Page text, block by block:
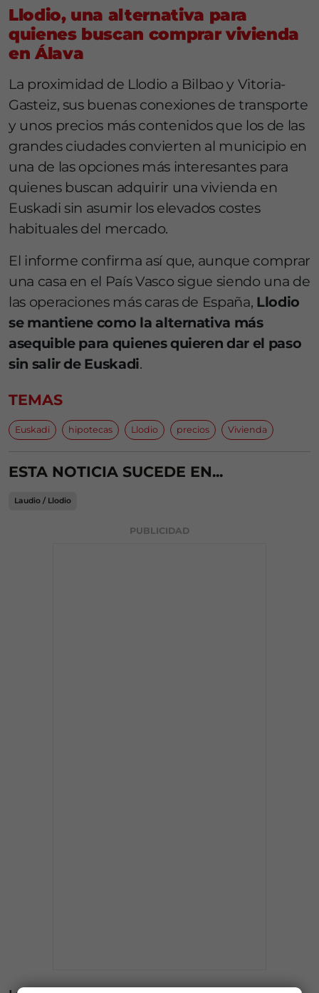
Llodio, una alternativa para
quienes buscan comprar vivienda
en Álava
La proximidad de Llodio a Bilbao y Vitoria-
Gasteiz, sus buenas conexiones de transporte
y unos precios más contenidos que los de las
grandes ciudades convierten al municipio en
una de las opciones más interesantes para
quienes buscan adquirir una vivienda en
Euskadi sin asumir los elevados costes
habituales del mercado.
El informe confirma así que, aunque comprar
una casa en el País Vasco sigue siendo una de
las operaciones más caras de España, Llodio
se mantiene como la alternativa más
asequible para quienes quieren dar el paso
sin salir de Euskadi.
TEMAS
Euskadi hipotecas Llodio precios Vivienda
ESTA NOTICIA SUCEDE EN...
Laudio / Llodio
PUBLICIDAD